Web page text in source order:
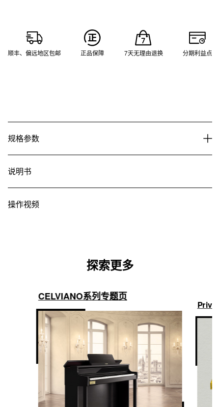
顺丰、偏远地区包邮 正品保障 7天无理由退换 分期利益点
规格参数
说明书
操作视频
探索更多
CELVIANO系列专题页